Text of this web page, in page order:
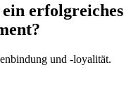
erfolgreiches
und -loyalität.